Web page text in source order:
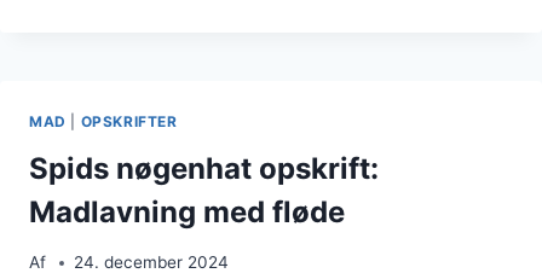
MAD OPSKRIFTER
Spids nøgenhat opskrift:
Madlavning med fløde
Af 24. december 2024